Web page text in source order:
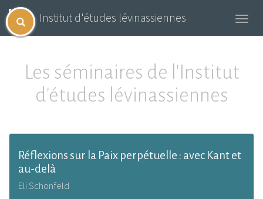
Institut d'études lévinassiennes
Les séminaires de l'Institut
d'études lévinassiennes
Réflexions sur la Paix perpétuelle : avec Kant et
au-delà
Eli Schonfeld